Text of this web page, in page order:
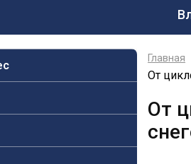
Главная
От
От